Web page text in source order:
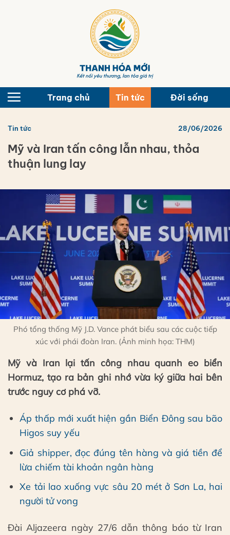
Trang chủ Tin tức Đời sống
Tin tức 28/06/2026
Mỹ và Iran tấn công lẫn nhau, thỏa
thuận lung lay
Phó tổng thống Mỹ J.D. Vance phát biểu sau các cuộc tiếp
xúc với phái đoàn Iran. (Ảnh minh họa: THM)
Mỹ và Iran lại tấn công nhau quanh eo biển
Hormuz, tạo ra bản ghi nhớ vừa ký giữa hai bên
trước nguy cơ phá vỡ.
Áp thấp mới xuất hiện gần Biển Đông sau bão
Higos suy yếu
Giả shipper, đọc đúng tên hàng và giá tiền để
lừa chiếm tài khoản ngân hàng
Xe tải lao xuống vực sâu 20 mét ở Sơn La, hai
người tử vong
Đài Aljazeera ngày 27/6 dẫn thông báo từ Iran